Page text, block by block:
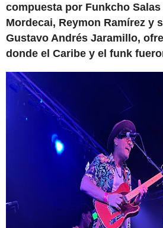
compuesta por Funkcho
Mordecai, Reymon Ramírez y
Gustavo Andrés Jaramillo,
donde el Caribe y el funk